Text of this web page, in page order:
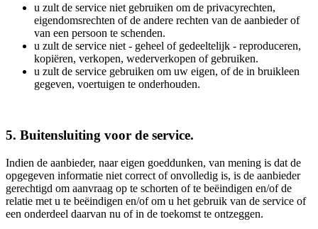
u zult de service niet gebruiken om de privacyrechten,
eigendomsrechten of de andere rechten van de aanbieder of
van een persoon te schenden.
u zult de service niet - geheel of gedeeltelijk - reproduceren,
kopiëren, verkopen, wederverkopen of gebruiken.
u zult de service gebruiken om uw eigen, of de in bruikleen
gegeven, voertuigen te onderhouden.
5. Buitensluiting voor de service.
Indien de aanbieder, naar eigen goeddunken, van mening is dat de
opgegeven informatie niet correct of onvolledig is, is de aanbieder
gerechtigd om aanvraag op te schorten of te beëindigen en/of de
relatie met u te beëindigen en/of om u het gebruik van de service of
een onderdeel daarvan nu of in de toekomst te ontzeggen.